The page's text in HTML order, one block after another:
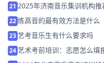
21 2025年济南音乐集训机构推
22练高音的最有效方法是什么
23艺考音乐生有什么要求吗
24艺术考前培训：志愿怎么填